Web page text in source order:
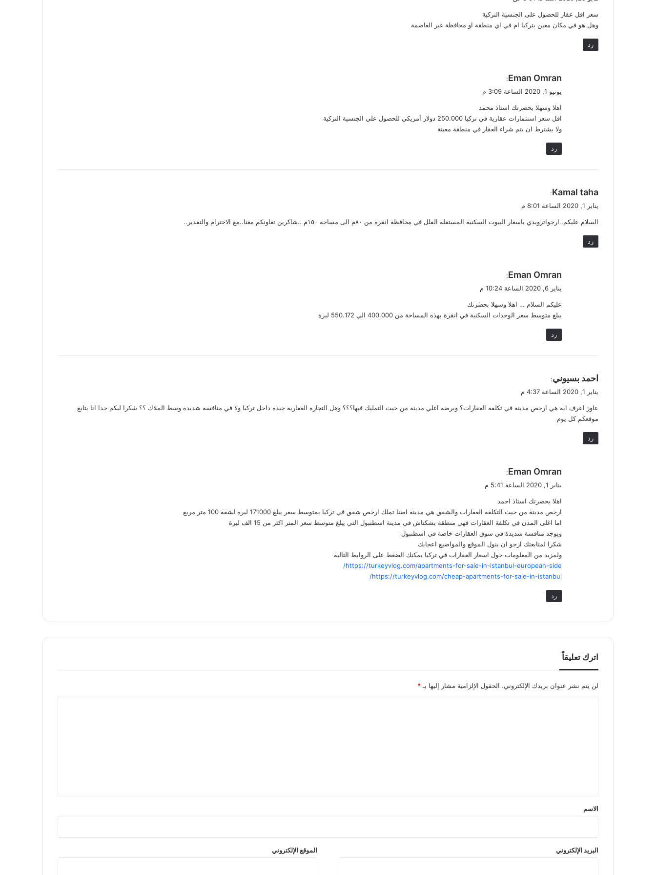
ل
سعر اقل عقار للحصول على الجنسية التركية
وهل هو في مكان معين بتركيا ام في اي منطقة او محافظة غير العاصمة
رد
ي
ل
Eman Omran
:
يونيو 1, 2020 الساعة 3:09 م
اهلا وسهلا بحضرتك استاذ محمد
اقل سعر استثمارات عقارية في تركيا 250.000 دولار أمريكي للحصول علي الجنسية التركية
ولا يشترط ان يتم شراء العقار في منطقة معينة
رد
ي
ل
Kamal taha
:
يناير 1, 2020 الساعة 8:01 م
السلام عليكم..ارجواتزويدي باسعار البيوت السكنية المستقلة الفلل في محافظة انقرة من ٨٠م الى مساحة ١٥٠م ..شاكرين تعاونكم معنا..مع الاحترام والتقدير..
رد
ي
ل
Eman Omran
:
يناير 6, 2020 الساعة 10:24 م
عليكم السلام … اهلا وسهلا بحضرتك
يبلغ متوسط سعر الوحدات السكنية في انقرة بهذه المساحة من 400.000 الي 550.172 ليرة
رد
ي
ل
احمد بسيوني:
يناير 1, 2020 الساعة 4:37 م
عاوز اعرف ايه هي ارخص مدينة في تكلفة العقارات؟ وبرضه اغلي مدينة من حيث التمليك فيها؟؟؟ وهل التجارة العقارية جيدة داخل تركيا ولا في منافسة شديدة وسط الملاك ؟؟ شكرا ليكم جدا انا بتابع
موقعكم كل يوم
رد
ي
ل
Eman Omran
:
يناير 1, 2020 الساعة 5:41 م
اهلا بحضرتك استاذ احمد
ارخص مدينة من حيث التكلفة العقارات والشقق هي مدينة اضنا تملك ارخص شقق في تركيا بمتوسط سعر يبلغ 171000 ليرة لشقة 100 متر مربع
اما اغلى المدن في تكلفة العقارات فهي منطقة بشكتاش في مدينة اسطنبول التي يبلغ متوسط سعر المتر اكثر من 15 الف ليرة
ويوجد منافسة شديدة في سوق العقارات خاصة في اسطنبول
شكرا لمتابعتك ارجو ان ينول الموقع والمواضيع اعجابك
ولمزيد من المعلومات حول اسعار العقارات في تركيا يمكنك الضغط على الروابط التالية
https://turkeyvlog.com/apartments-for-sale-in-istanbul-european-side/
https://turkeyvlog.com/cheap-apartments-for-sale-in-istanbul/
رد
اترك تعليقاً
لن يتم نشر عنوان بريدك الإلكتروني. الحقول الإلزامية مشار إليها بـ *
*
الاسم
البريد الإلكتروني الموقع الإلكتروني